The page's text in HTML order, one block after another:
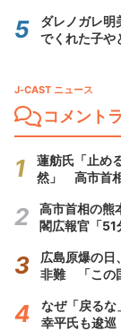
ダレノガレ明
でくれた子や
J-CAST ニュース
コメント
蓮舫氏「止め
然」 高市首
高市首相の熊
閣広報官「51
広島原爆の日
非難 「この
なぜ「戻る
幸平氏も逡巡